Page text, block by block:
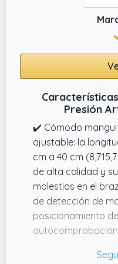
Presión
✔️ Cómodo
ajustable: la
cm a 40 cm
de alta calidad y
molestias en el
de detección de
posicionamiento
precisas, nunca